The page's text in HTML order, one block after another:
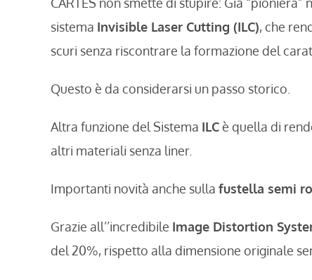
sistema Invisible Laser Cutting (ILC), che
scuri senza riscontrare la formazione del
Questo è da considerarsi un passo storico.
Altra funzione del Sistema ILCè quella di
altri materiali senza liner.
Importanti novità anche sulla fustella semi
Grazie all’’incredibile Image Distortion
del 20%, rispetto alla dimensione originale